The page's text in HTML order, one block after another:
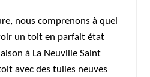
nous comprenons à quel
un toit en parfait état
à La Neuville Saint
avec des tuiles neuves